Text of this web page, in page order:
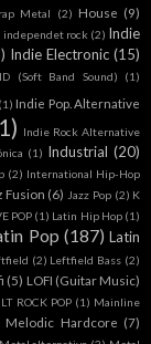
Metal (2) House (9)
independet rock (2) Indie
Indie Electronic (15)
(Soft Band Sound) (1)
(1) Indie Pop. Alternative
Indie Rock Alternative
(1) Industrial (20)
(2) International Hip-Hop
Fusion (6) Jazz Pop (2) K
POP (1) Latin Hip Hop (1)
Pop (187) Latin
(2) Leftfield Bass (2)
(5) LOFI (Guitar Music)
LT ROCK POP (1) Mainline
Melodic Hardcore (7)